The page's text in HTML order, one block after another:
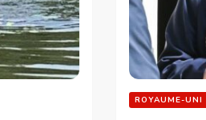
ROYAUME-UNI